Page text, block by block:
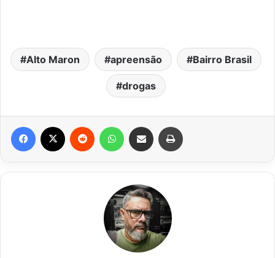
Alto Maron apreensão Bairro Brasil
drogas
Facebook Reddit WhatsAppCompartilhar via e-mail